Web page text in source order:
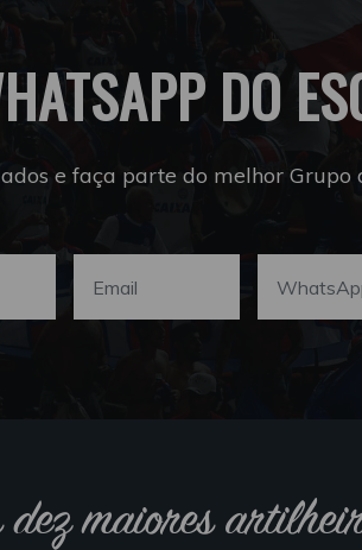
DO
e faça parte do melhor
dez maiores